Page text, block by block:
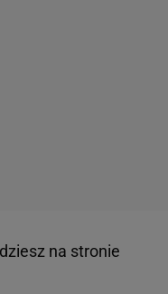
na stronie